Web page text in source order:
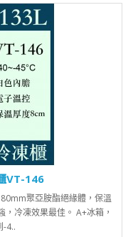
VT-146
80mm聚亞胺酯絕緣體，保溫
冷凍效果最佳。 A+冰箱，
-4..